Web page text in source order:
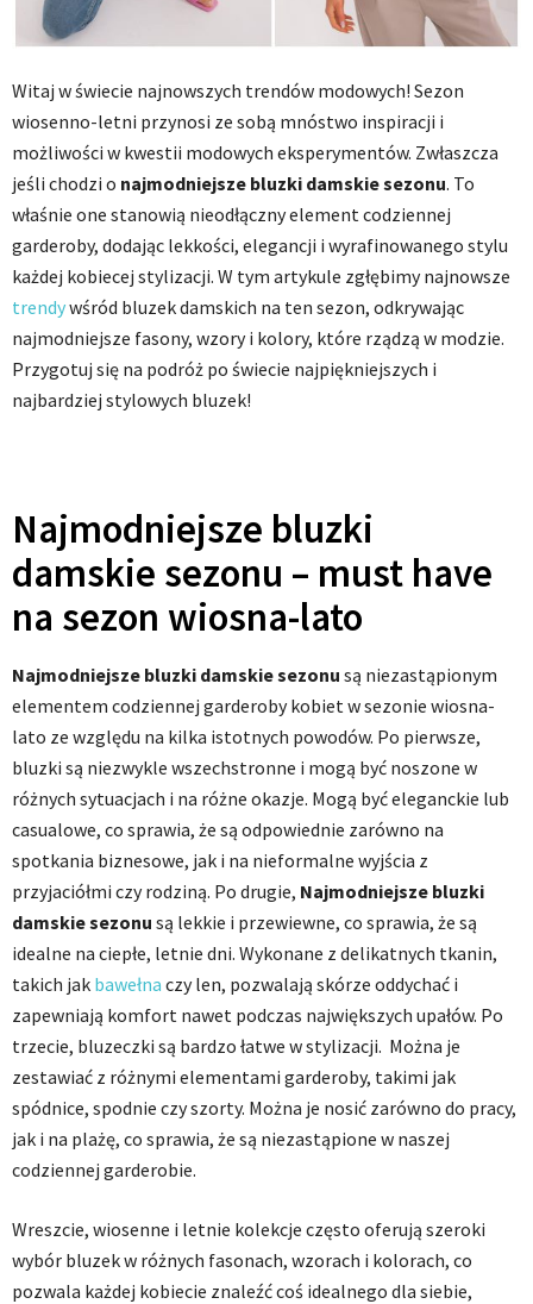
Witaj w świecie najnowszych trendów modowych! Sezon
wiosenno-letni przynosi ze sobą mnóstwo inspiracji i
możliwości w kwestii modowych eksperymentów. Zwłaszcza
jeśli chodzi o najmodniejsze bluzki damskie sezonu. To
właśnie one stanowią nieodłączny element codziennej
garderoby, dodając lekkości, elegancji i wyrafinowanego stylu
każdej kobiecej stylizacji. W tym artykule zgłębimy najnowsze
trendywśród bluzek damskich na ten sezon, odkrywając
najmodniejsze fasony, wzory i kolory, które rządzą w modzie.
Przygotuj się na podróż po świecie najpiękniejszych i
najbardziej stylowych bluzek!
Najmodniejsze bluzki
damskie sezonu – must have
na sezon wiosna-lato
Najmodniejsze bluzki damskie sezonu są niezastąpionym
elementem codziennej garderoby kobiet w sezonie wiosna-
lato ze względu na kilka istotnych powodów. Po pierwsze,
bluzki są niezwykle wszechstronne i mogą być noszone w
różnych sytuacjach i na różne okazje. Mogą być eleganckie lub
casualowe, co sprawia, że są odpowiednie zarówno na
spotkania biznesowe, jak i na nieformalne wyjścia z
przyjaciółmi czy rodziną. Po drugie, Najmodniejsze bluzki
damskie sezonu są lekkie i przewiewne, co sprawia, że są
idealne na ciepłe, letnie dni. Wykonane z delikatnych tkanin,
takich jak bawełna czy len, pozwalają skórze oddychać i
zapewniają komfort nawet podczas największych upałów. Po
trzecie, bluzeczki są bardzo łatwe w stylizacji. Można je
zestawiać z różnymi elementami garderoby, takimi jak
spódnice, spodnie czy szorty. Można je nosić zarówno do pracy,
jak i na plażę, co sprawia, że są niezastąpione w naszej
codziennej garderobie.
Wreszcie, wiosenne i letnie kolekcje często oferują szeroki
wybór bluzek w różnych fasonach, wzorach i kolorach, co
pozwala każdej kobiecie znaleźć coś idealnego dla siebie,